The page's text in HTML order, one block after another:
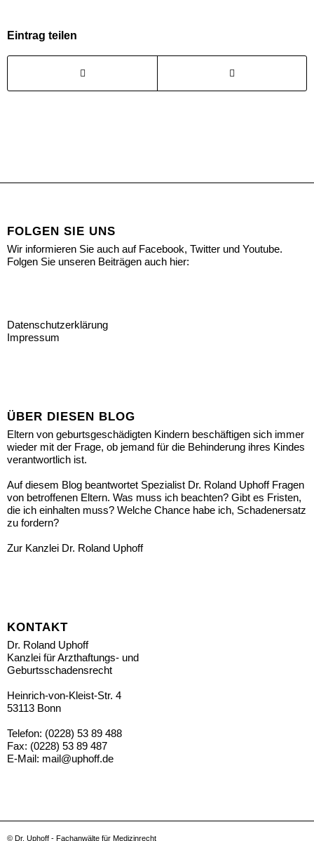
Eintrag teilen
FOLGEN SIE UNS
Wir informieren Sie auch auf Facebook, Twitter und Youtube.
Folgen Sie unseren Beiträgen auch hier:
Datenschutzerklärung
Impressum
ÜBER DIESEN BLOG
Eltern von geburtsgeschädigten Kindern beschäftigen sich immer
wieder mit der Frage, ob jemand für die Behinderung ihres Kindes
verantwortlich ist.
Auf diesem Blog beantwortet Spezialist Dr. Roland Uphoff Fragen
von betroffenen Eltern. Was muss ich beachten? Gibt es Fristen,
die ich einhalten muss? Welche Chance habe ich, Schadenersatz
zu fordern?
Zur Kanzlei Dr. Roland Uphoff
KONTAKT
Dr. Roland Uphoff
Kanzlei für Arzthaftungs- und
Geburtsschadensrecht
Heinrich-von-Kleist-Str. 4
53113 Bonn
Telefon: (0228) 53 89 488
Fax: (0228) 53 89 487
E-Mail: mail@uphoff.de
© Dr. Uphoff - Fachanwälte für Medizinrecht